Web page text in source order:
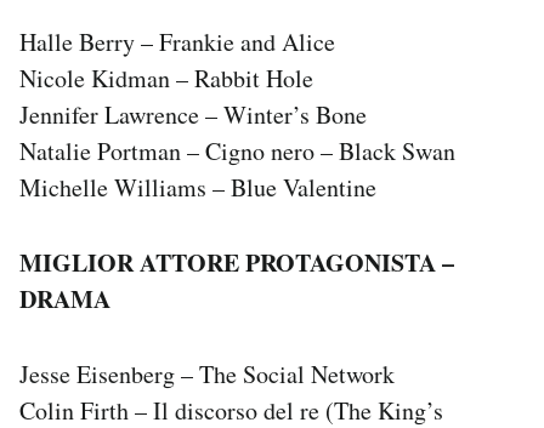
Halle Berry – Frankie and Alice
Nicole Kidman – Rabbit Hole
Jennifer Lawrence – Winter’s Bone
Natalie Portman – Cigno nero – Black Swan
Michelle Williams – Blue Valentine
MIGLIOR ATTORE PROTAGONISTA –
DRAMA
Jesse Eisenberg – The Social Network
Colin Firth – Il discorso del re (The King’s